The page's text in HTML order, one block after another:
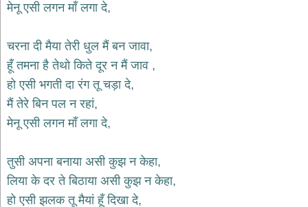
जैन
jain
bhajans
दुर्गा
भजन
durga
bhajans
ganesh
राम
मेनू एसी लगन माँ लगा दे,
चरना दी मैया तेरी धुल मैं बन जावा,
हूँ तमना है तेथो किते दूर न मैं जाव ,
हो एसी भगती दा रंग तू चड़ा दे,
मैं तेरे बिन पल न रहां,
मेनू एसी लगन माँ लगा दे,
तुसी अपना बनाया असी कुझ न केहा,
लिया के दर ते बिठाया असी कुझ न केहा,
हो एसी झलक तू मैयां हूँ दिखा दे,